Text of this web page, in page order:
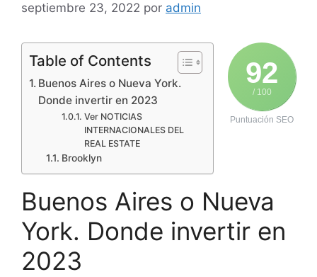
septiembre 23, 2022 por admin
92
/ 100
Puntuación SEO
Table of Contents
Buenos Aires o Nueva York.
Donde invertir en 2023
Ver NOTICIAS
INTERNACIONALES DEL
REAL ESTATE
Brooklyn
Buenos Aires o Nueva
York. Donde invertir en
2023